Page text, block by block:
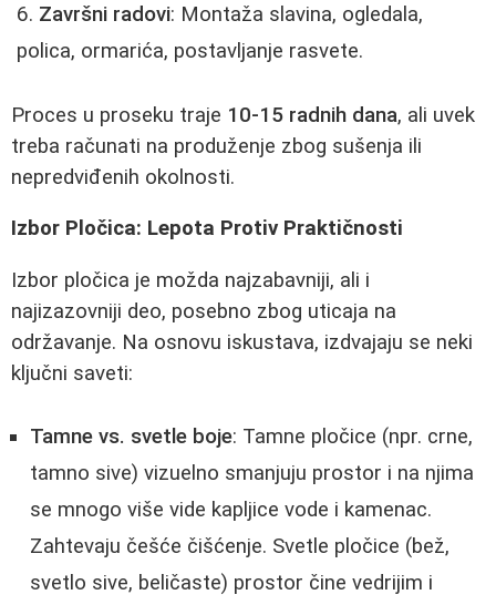
Završni radovi: Montaža slavina, ogledala,
polica, ormarića, postavljanje rasvete.
Proces u proseku traje 10-15 radnih dana, ali uvek
treba računati na produženje zbog sušenja ili
nepredviđenih okolnosti.
Izbor Pločica: Lepota Protiv Praktičnosti
Izbor pločica je možda najzabavniji, ali i
najizazovniji deo, posebno zbog uticaja na
održavanje. Na osnovu iskustava, izdvajaju se neki
ključni saveti:
Tamne vs. svetle boje: Tamne pločice (npr. crne,
tamno sive) vizuelno smanjuju prostor i na njima
se mnogo više vide kapljice vode i kamenac.
Zahtevaju češće čišćenje. Svetle pločice (bež,
svetlo sive, beličaste) prostor čine vedrijim i